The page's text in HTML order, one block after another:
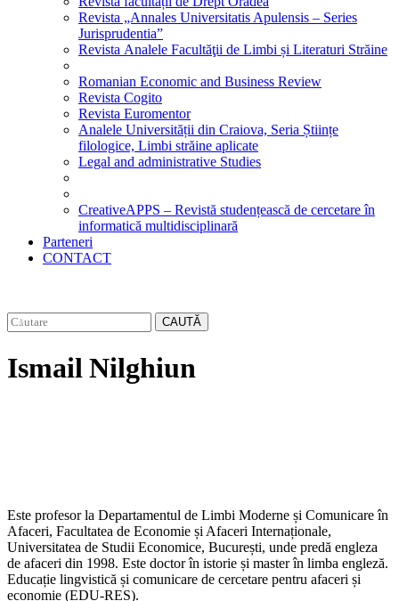
Revista „Annales Universitatis Apulensis – Series
Jurisprudentia”
Revista Analele Facultăţii de Limbi și Literaturi Străine
Romanian Economic and Business Review
Revista Cogito
Revista Euromentor
Analele Universității din Craiova, Seria Științe
filologice, Limbi străine aplicate
Legal and administrative Studies
CreativeAPPS – Revistă studențească de cercetare în
informatică multidisciplinară
Parteneri
CONTACT
CAUTĂ
Ismail Nilghiun
Este profesor la Departamentul de Limbi Moderne și Comunicare în
Afaceri, Facultatea de Economie și Afaceri Internaționale,
Universitatea de Studii Economice, București, unde predă engleza
de afaceri din 1998. Este doctor în istorie și master în limba engleză.
Educație lingvistică și comunicare de cercetare pentru afaceri și
economie (EDU-RES).